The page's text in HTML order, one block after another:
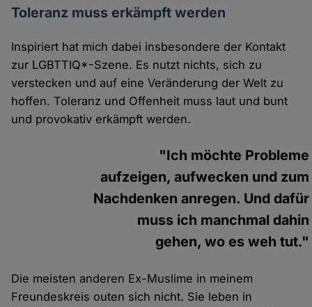
Toleranz muss erkämpft werden
Inspiriert hat mich dabei insbesondere der Kontakt
zur LGBTTIQ*-Szene. Es nutzt nichts, sich zu
verstecken und auf eine Veränderung der Welt zu
hoffen. Toleranz und Offenheit muss laut und bunt
und provokativ erkämpft werden.
"Ich möchte Probleme
aufzeigen, aufwecken und zum
Nachdenken anregen. Und dafür
muss ich manchmal dahin
gehen, wo es weh tut."
Die meisten anderen Ex-Muslime in meinem
Freundeskreis outen sich nicht. Sie leben in